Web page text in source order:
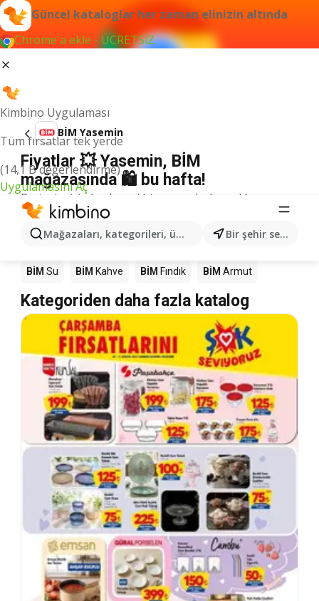
Güncel kataloglar her zaman elinizin altında
Chrome'a ekle - ÜCRETSİZ
Kimbino Uygulaması
Tüm fırsatlar tek yerde
(14,1 B değerlendirme)
Uygulamasını Aç
Mağazaları, kategorileri, ürünleri arayın... Bir şehir seçin
BİM Yasemin
Fiyatlar 💥 Yasemin, BİM
mağazasında 🛍️ bu hafta!
Bu terim için herhangi bir sonuç bulamadık.
Mağazalardaki diğer ürünler BİM
BİM Mango BİM Döner BİM LEGO
BİM Su BİM Kahve BİM Fındık BİM Armut
Kategoriden daha fazla katalog